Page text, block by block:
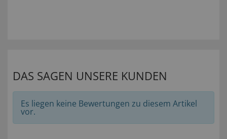
DAS SAGEN UNSERE KUNDEN
Es liegen keine Bewertungen zu diesem Artikel
vor.